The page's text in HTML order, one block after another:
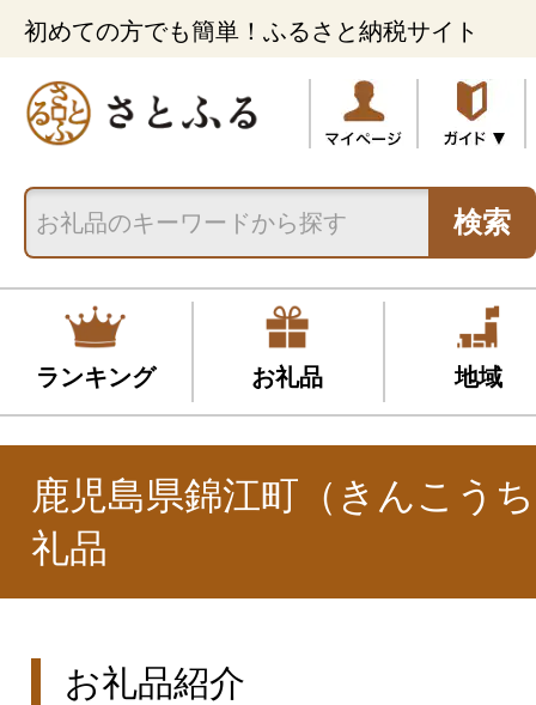
初めての方でも簡単！ふるさと納税サイト
検索
ランキング お礼品 地域
鹿児島県錦江町（きんこう
礼品
お礼品紹介